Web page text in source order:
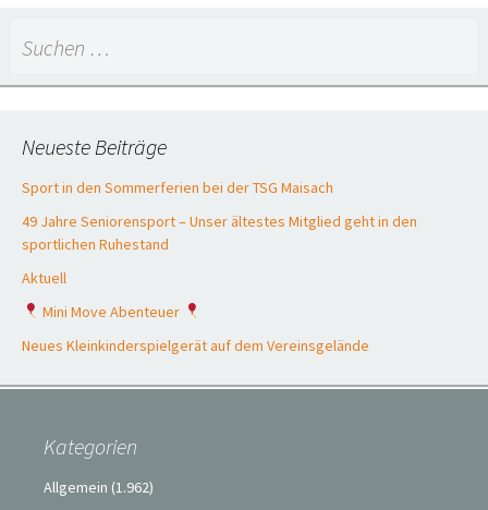
nach:
Neueste Beiträge
Sport in den Sommerferien bei der TSG Maisach
49 Jahre Seniorensport – Unser ältestes Mitglied geht in den
sportlichen Ruhestand
Aktuell
Mini Move Abenteuer
Neues Kleinkinderspielgerät auf dem Vereinsgelände
Kategorien
Allgemein (1.962)